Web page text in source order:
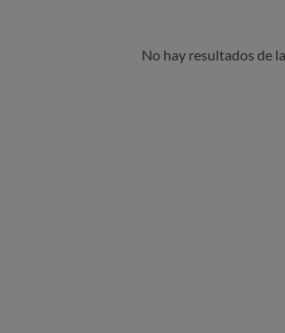
No hay resultados de